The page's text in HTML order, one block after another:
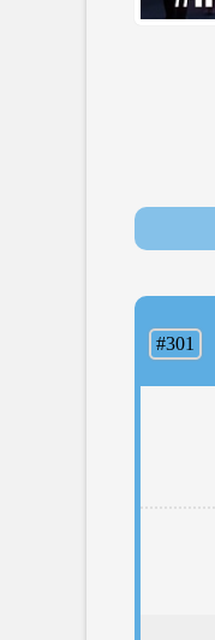
#301